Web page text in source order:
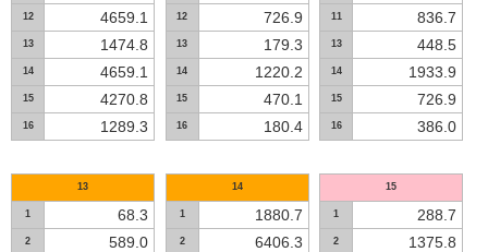
12 4659.1
13 1474.8
14 4659.1
15 4270.8
16 1289.3
12 726.9
13 179.3
14 1220.2
15 470.1
16 180.4
11 836.7
13 448.5
14 1933.9
15 726.9
16 386.0
13
1 68.3
2 589.0
14
1 1880.7
2 6406.3
15
1 288.7
2 1375.8